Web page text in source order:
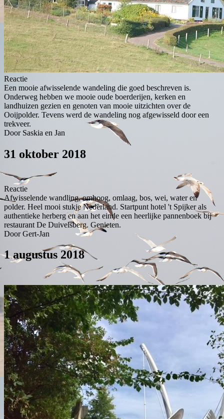
Reactie
Een mooie afwisselende wandeling die goed beschreven is.
Onderweg hebben we mooie oude boerderijen, kerken en
landhuizen gezien en genoten van mooie uitzichten over de
Ooijpolder. Tevens werd de wandeling nog afgewisseld door een
trekveer.
Door Saskia en Jan
31 oktober 2018
Reactie
Afwisselende wandling, omhoog, omlaag, bos, wei, water en
polder. Heel mooi stukje Nederland. Startpunt hotel 't Spijker als
authentieke herberg en aan het einde een heerlijke pannenboek bij
restaurant De Duivelsberg. Genieten.
Door Gert-Jan
1 augustus 2018